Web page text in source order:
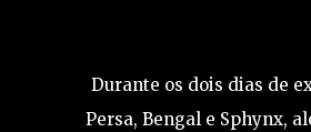
Durante os dois dias de
Persa, Bengal e Sphynx,